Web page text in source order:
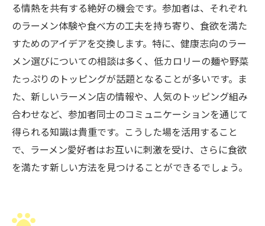
る情熱を共有する絶好の機会です。参加者は、それぞれ
のラーメン体験や食べ方の工夫を持ち寄り、食欲を満た
すためのアイデアを交換します。特に、健康志向のラー
メン選びについての相談は多く、低カロリーの麺や野菜
たっぷりのトッピングが話題となることが多いです。ま
た、新しいラーメン店の情報や、人気のトッピング組み
合わせなど、参加者同士のコミュニケーションを通じて
得られる知識は貴重です。こうした場を活用すること
で、ラーメン愛好者はお互いに刺激を受け、さらに食欲
を満たす新しい方法を見つけることができるでしょう。